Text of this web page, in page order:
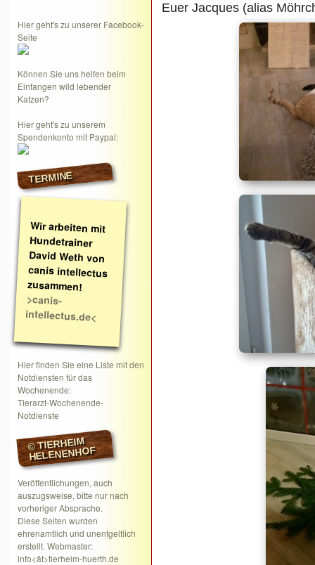
Hier geht's zu unserer Facebook-
Seite
Können Sie uns helfen beim
Einfangen wild lebender
Katzen?
Hier geht's zu unserem
Spendenkonto mit Paypal:
TERMINE
Wir arbeiten mit
Hundetrainer
David Weth von
canis intellectus
zusammen!
>canis-
intellectus.de<
Hier finden Sie eine Liste mit den
Notdiensten für das
Wochenende:
Tierarzt-Wochenende-
Notdienste
© TIERHEIM
HELENENHOF
Veröffentlichungen, auch
auszugsweise, bitte nur nach
vorheriger Absprache.
Diese Seiten wurden
ehrenamtlich und unentgeltlich
erstellt. Webmaster:
info<ät>tierheim-huerth.de
Euer Jacques (alias